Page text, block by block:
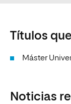
Títulos
Máster
Noticias